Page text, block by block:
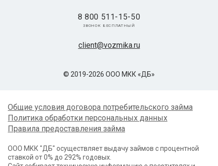
© 2019-2026 ООО МКК «ДБ»
client@vozmika.ru
8 800 511-15-50
звонок бесплатный
Общие условия договора потребительского займа
Политика обработки персональных данных
Правила предоставления займа
ООО МКК "ДБ" осуществляет выдачу займов с процентной
ставкой от 0% до 292% годовых.